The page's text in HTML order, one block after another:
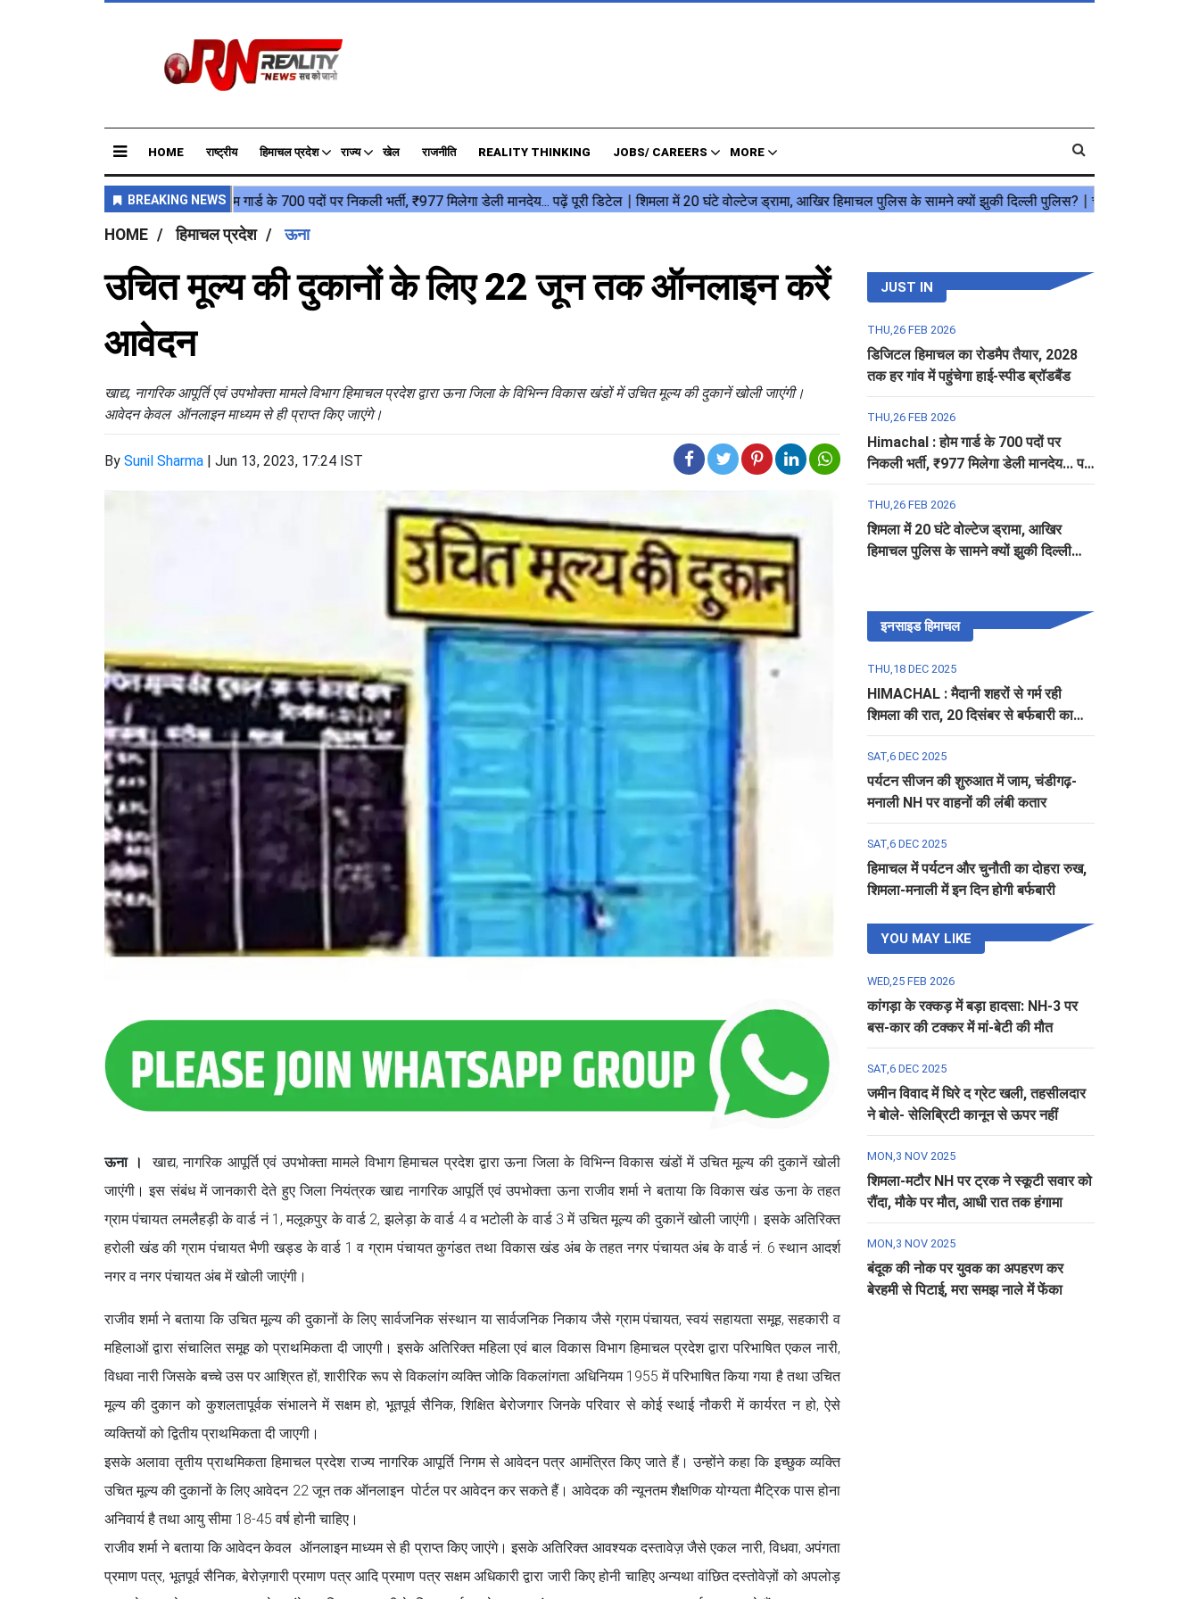
HOME राष्ट्रीय हिमाचल प्रदेश राज्य खेल राजनीति REALITY THINKING JOBS/ CAREERS MORE
HOME हिमाचल प्रदेश ऊना
उचित मूल्य की दुकानों के लिए 22 जून तक ऑनलाइन करें
आवेदन
खाद्य, नागरिक आपूर्ति एवं उपभोक्ता मामले विभाग हिमाचल प्रदेश द्वारा ऊना जिला के विभिन्न विकास खंडों में उचित मूल्य की दुकानें खोली जाएंगी।
आवेदन केवल ऑनलाइन माध्यम से ही प्राप्त किए जाएंगे।
By Sunil Sharma | Jun 13, 2023, 17:24 IST
ऊना ।
खाद्य, नागरिक आपूर्ति एवं उपभोक्ता मामले विभाग हिमाचल प्रदेश द्वारा ऊना जिला के विभिन्न विकास खंडों में उचित मूल्य की दुकानें खोली
जाएंगी। इस संबंध में जानकारी देते हुए जिला नियंत्रक खाद्य नागरिक आपूर्ति एवं उपभोक्ता ऊना राजीव शर्मा ने बताया कि विकास खंड ऊना के तहत
ग्राम पंचायत लमलैहड़ी के वार्ड नं 1, मलूकपुर के वार्ड 2, झलेड़ा के वार्ड 4 व भटोली के वार्ड 3 में उचित मूल्य की दुकानें खोली जाएंगी। इसके अतिरिक्त
हरोली खंड की ग्राम पंचायत भैणी खड्ड के वार्ड 1 व ग्राम पंचायत कुगंडत तथा विकास खंड अंब के तहत नगर पंचायत अंब के वार्ड नं. 6 स्थान आदर्श
नगर व नगर पंचायत अंब में खोली जाएंगी।
राजीव शर्मा ने बताया कि उचित मूल्य की दुकानों के लिए सार्वजनिक संस्थान या सार्वजनिक निकाय जैसे ग्राम पंचायत, स्वयं सहायता समूह, सहकारी व
महिलाओं द्वारा संचालित समूह को प्राथमिकता दी जाएगी। इसके अतिरिक्त महिला एवं बाल विकास विभाग हिमाचल प्रदेश द्वारा परिभाषित एकल नारी,
विधवा नारी जिसके बच्चे उस पर आश्रित हों, शारीरिक रूप से विकलांग व्यक्ति जोकि विकलांगता अधिनियम 1955 में परिभाषित किया गया है तथा उचित
मूल्य की दुकान को कुशलतापूर्वक संभालने में सक्षम हो, भूतपूर्व सैनिक, शिक्षित बेरोजगार जिनके परिवार से कोई स्थाई नौकरी में कार्यरत न हो, ऐसे
व्यक्तियों को द्वितीय प्राथमिकता दी जाएगी।
इसके अलावा तृतीय प्राथमिकता हिमाचल प्रदेश राज्य नागरिक आपूर्ति निगम से आवेदन पत्र आमंत्रित किए जाते हैं। उन्होंने कहा कि इच्छुक व्यक्ति
उचित मूल्य की दुकानों के लिए आवेदन 22 जून तक ऑनलाइन पोर्टल पर आवेदन कर सकते हैं। आवेदक की न्यूनतम शैक्षणिक योग्यता मैट्रिक पास होना
अनिवार्य है तथा आयु सीमा 18-45 वर्ष होनी चाहिए।
राजीव शर्मा ने बताया कि आवेदन केवल ऑनलाइन माध्यम से ही प्राप्त किए जाएंगे। इसके अतिरिक्त आवश्यक दस्तावेज़ जैसे एकल नारी, विधवा, अपंगता
प्रमाण पत्र, भूतपूर्व सैनिक, बेरोज़गारी प्रमाण पत्र आदि प्रमाण पत्र सक्षम अधिकारी द्वारा जारी किए होनी चाहिए अन्यथा वांछित दस्तोवेज़ों को अपलोड़
JUST IN
THU,26 FEB 2026
डिजिटल हिमाचल का रोडमैप तैयार, 2028
तक हर गांव में पहुंचेगा हाई-स्पीड ब्रॉडबैंड
THU,26 FEB 2026
Himachal : होम गार्ड के 700 पदों पर
निकली भर्ती, ₹977 मिलेगा डेली मानदेय... पढ़ें
पूरी डिटेल
THU,26 FEB 2026
शिमला में 20 घंटे वोल्टेज ड्रामा, आखिर
हिमाचल पुलिस के सामने क्यों झुकी दिल्ली
इनसाइड हिमाचल
THU,18 DEC 2025
HIMACHAL : मैदानी शहरों से गर्म रही
शिमला की रात, 20 दिसंबर से बर्फबारी का
अलर्ट
SAT,6 DEC 2025
पर्यटन सीजन की शुरुआत में जाम, चंडीगढ़-
मनाली NH पर वाहनों की लंबी कतार
SAT,6 DEC 2025
हिमाचल में पर्यटन और चुनौती का दोहरा रुख,
शिमला-मनाली में इन दिन होगी बर्फबारी
YOU MAY LIKE
WED,25 FEB 2026
कांगड़ा के रक्कड़ में बड़ा हादसा: NH-3 पर
बस-कार की टक्कर में मां-बेटी की मौत
SAT,6 DEC 2025
जमीन विवाद में घिरे द ग्रेट खली, तहसीलदार
ने बोले- सेलिब्रिटी कानून से ऊपर नहीं
MON,3 NOV 2025
शिमला-मटौर NH पर ट्रक ने स्कूटी सवार को
रौंदा, मौके पर मौत, आधी रात तक हंगामा
MON,3 NOV 2025
बंदूक की नोक पर युवक का अपहरण कर
बेरहमी से पिटाई, मरा समझ नाले में फेंका